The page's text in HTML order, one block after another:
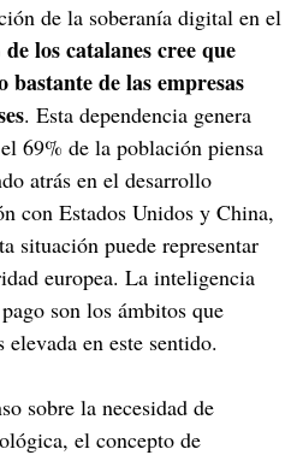
de la soberanía digital en el
los catalanes cree que
de las empresas
. Esta dependencia genera
69% de la población piensa
atrás en el desarrollo
con Estados Unidos y China,
situación puede representar
europea. La inteligencia
son los ámbitos que
en este sentido.
sobre la necesidad de
el concepto de